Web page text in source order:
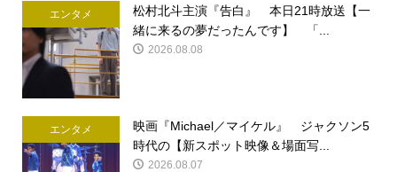
エンタメ
松村北斗主演『告白』 本日21時放送【一
緒に来るの夢だったんです】 「...
2026.08.08
エンタメ
映画『Michael／マイケル』 ジャクソン5
時代の【新スポット映像＆場面写...
2026.08.07